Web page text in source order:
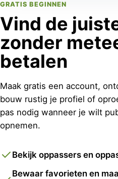
GRATIS BEGINNEN
Vind de
zonder
betalen
Maak gratis een account,
bouw rustig je profiel of
pas nodig wanneer je wilt
opnemen.
Bekijk oppassers en
Bewaar favorieten en